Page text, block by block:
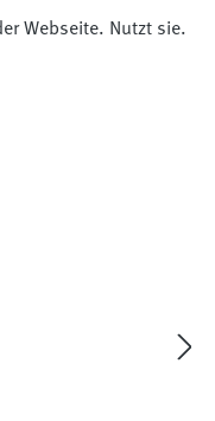
Webseite. Nutzt sie.